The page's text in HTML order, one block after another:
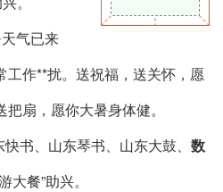
天气已来
工作**扰。送祝福，送关怀，愿
扇，愿你大暑身体健。
书、山东琴书、山东大鼓、 数
餐”助兴。